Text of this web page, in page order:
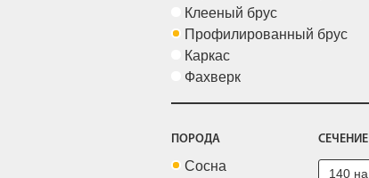
Клееный брус
Профилированный брус
Каркас
Фахверк
ПОРОДА
Сосна
СЕЧЕНИЕ